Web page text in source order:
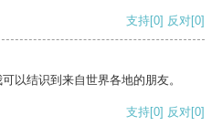
支持[0] 反对[0]
以结识到来自世界各地的朋友。
支持[0] 反对[0]